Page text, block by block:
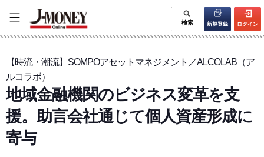
検索 新規登録 ログイン
【時流・潮流】SOMPOアセットマネジメント／ALCOLAB（ア
ルコラボ）
地域金融機関のビジネス変革を支
援。助言会社通じて個人資産形成に
寄与